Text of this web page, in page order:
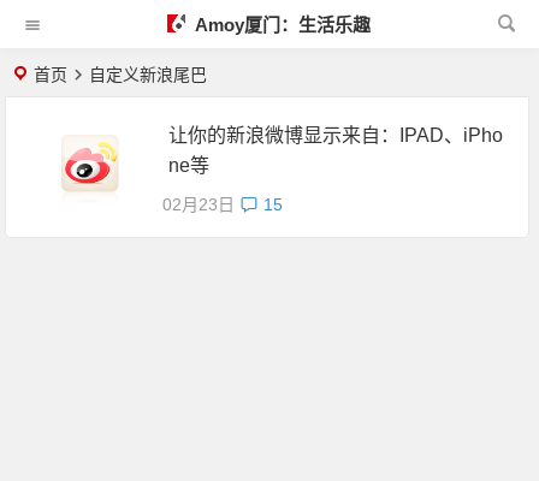
Amoy厦门：生活乐趣
首页 自定义新浪尾巴
让你的新浪微博显示来自：IPAD、iPho
ne等
02月23日 15